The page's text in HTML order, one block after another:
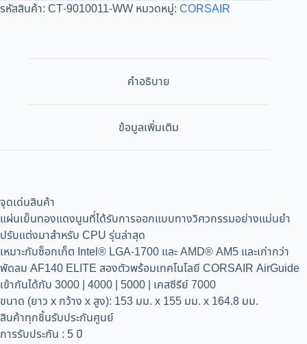
รหัสสินค้า: CT-9010011-WW หมวดหมู่: CORSAIR
คำอธิบาย
ข้อมูลเพิ่มเติม
จุดเด่นสินค้า
แผ่นเย็นทองแดงนูนที่ได้รับการออกแบบทางวิศวกรรมอย่างแม่นยำ
ปรับแต่งมาสำหรับ CPU รุ่นล่าสุด
เหมาะกับซ็อกเก็ต Intel® LGA-1700 และ AMD® AM5 และเก่ากว่า
พัดลม AF140 ELITE สองตัวพร้อมเทคโนโลยี CORSAIR AirGuide
เข้ากันได้กับ 3000 | 4000 | 5000 | เคสซีรีย์ 7000
ขนาด (ยาว x กว้าง x สูง): 153 มม. x 155 มม. x 164.8 มม.
สินค้าทุกชิ้นรับประกันศูนย์
การรับประกัน : 5 ปี